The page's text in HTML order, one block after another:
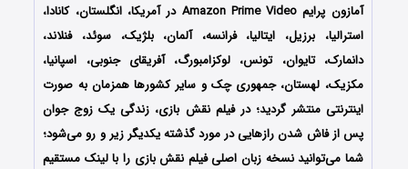
آمازون پرایم Amazon Prime Video در آمریکا، انگلستان، کانادا،
استرالیا، برزیل، ایتالیا، فرانسه، آلمان، بلژیک، سوئد، فنلاند،
دانمارک، تایوان، تونس، لوکزامبورگ، آفریقای جنوبی، اسپانیا،
مکزیک، لهستان، جمهوری چک و سایر کشورها همزمان به صورت
اینترنتی منتشر گردید؛ در فیلم نقش بازی، زندگی یک زوج جوان
پس از فاش شدن رازهایی در مورد گذشته یکدیگر زیر و رو می‌شود؛
شما می‌توانید نسخه زبان اصلی فیلم نقش بازی را با ‌لینک مستقیم